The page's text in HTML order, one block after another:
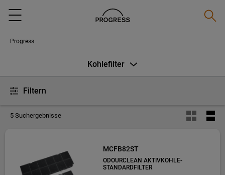
Menu
Progress
Kohlefilter
Filtern
5 Suchergebnisse
MCFB82ST
ODOURCLEAN AKTIVKOHLE-
STANDARDFILTER